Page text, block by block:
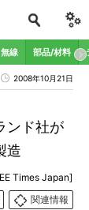
無線 部品/材料
2008年10月21日
ンド社が
造
Times Japan]
関連情報